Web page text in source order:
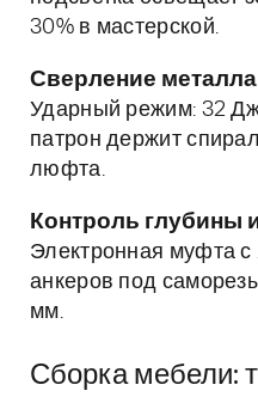
30% в мастерской.
Сверление металла
Ударный режим: 32
патрон держит
люфта.
Контроль глубины
Электронная муфта с
анкеров под
мм.
Сборка мебели: